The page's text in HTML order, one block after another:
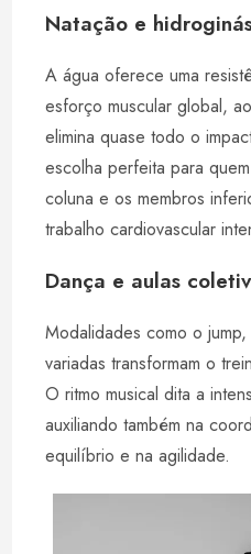
Natação e
A água oferece uma
esforço muscular global,
elimina quase todo o
escolha perfeita para
coluna e os membros
trabalho cardiovascular
Dança e aulas
Modalidades como o
variadas transformam o
O ritmo musical dita a
auxiliando também na
equilíbrio e na agilidade.